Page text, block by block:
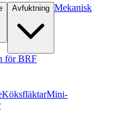
Avfuktning Mekanisk
för BRF
KöksfläktarMini-